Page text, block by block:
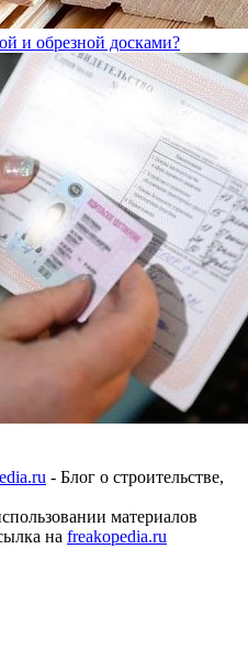
и обрезной досками?
- Блог о строительстве,
материалов
на freakopedia.ru